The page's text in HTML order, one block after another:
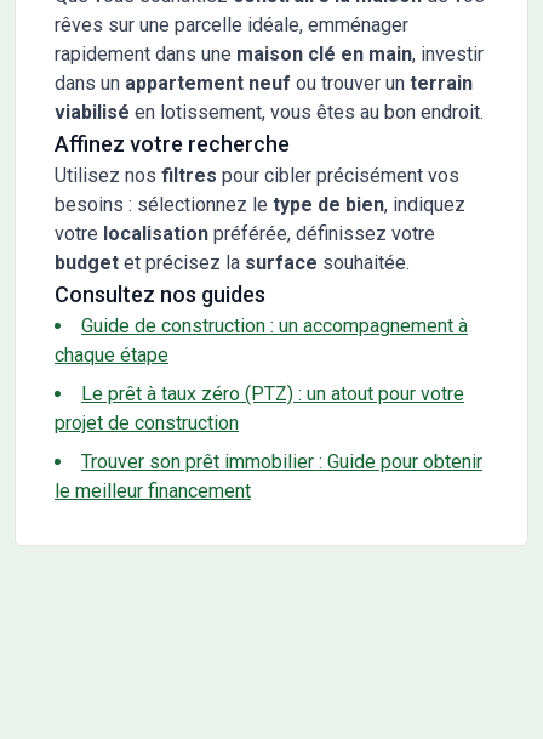
rêves sur une parcelle idéale, emménager
rapidement dans une maison clé en main, investir
dans un appartement neuf ou trouver un terrain
viabilisé en lotissement, vous êtes au bon endroit.
Affinez votre recherche
Utilisez nos filtres pour cibler précisément vos
besoins : sélectionnez le type de bien, indiquez
votre localisation préférée, définissez votre
budget et précisez la surface souhaitée.
Consultez nos guides
Guide de construction : un accompagnement à
chaque étape
Le prêt à taux zéro (PTZ) : un atout pour votre
projet de construction
Trouver son prêt immobilier : Guide pour obtenir
le meilleur financement